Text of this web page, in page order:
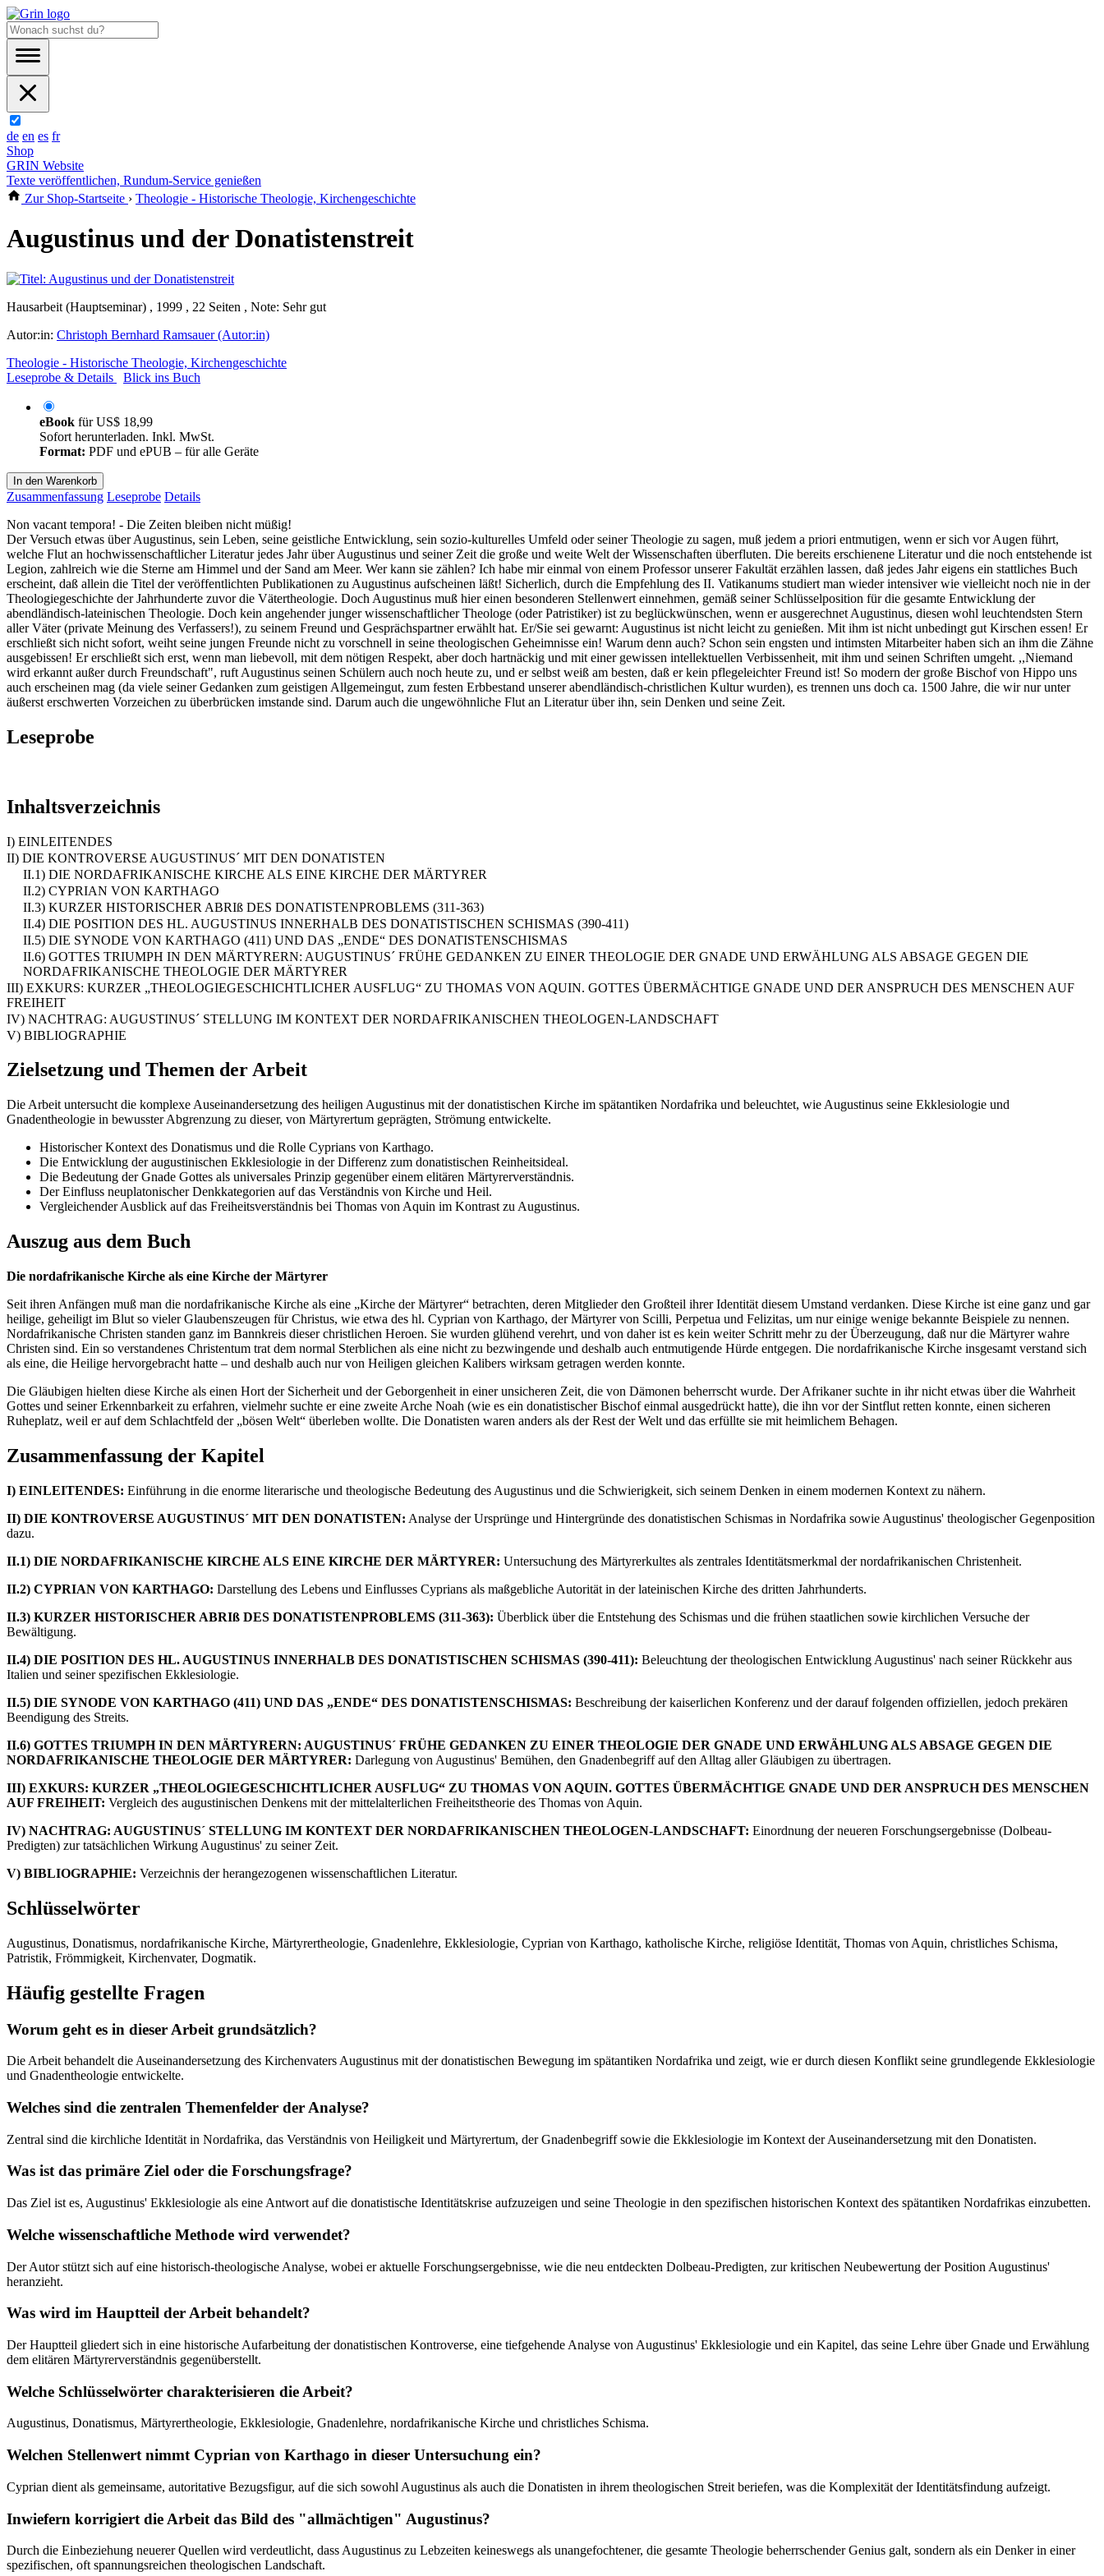
de en es fr
Shop
GRIN Website
Texte veröffentlichen, Rundum-Service genießen
Zur Shop-Startseite › Theologie - Historische Theologie, Kirchengeschichte
Augustinus und der Donatistenstreit
Hausarbeit (Hauptseminar) , 1999 , 22 Seiten , Note: Sehr gut
Autor:in: Christoph Bernhard Ramsauer (Autor:in)
Theologie - Historische Theologie, Kirchengeschichte
Leseprobe & Details
Blick ins Buch
eBook fürUS$ 18,99
Sofort herunterladen. Inkl. MwSt.
Format: PDF und ePUB – für alle Geräte
In den Warenkorb
Zusammenfassung Leseprobe Details
Non vacant tempora! - Die Zeiten bleiben nicht müßig!
Der Versuch etwas über Augustinus, sein Leben, seine geistliche Entwicklung, sein sozio-kulturelles Umfeld oder seiner Theologie zu sagen, muß jedem a priori entmutigen, wenn er sich vor Augen führt,
welche Flut an hochwissenschaftlicher Literatur jedes Jahr über Augustinus und seiner Zeit die große und weite Welt der Wissenschaften überfluten. Die bereits erschienene Literatur und die noch entstehende ist
Legion, zahlreich wie die Sterne am Himmel und der Sand am Meer. Wer kann sie zählen? Ich habe mir einmal von einem Professor unserer Fakultät erzählen lassen, daß jedes Jahr eigens ein stattliches Buch
erscheint, daß allein die Titel der veröffentlichten Publikationen zu Augustinus aufscheinen läßt! Sicherlich, durch die Empfehlung des II. Vatikanums studiert man wieder intensiver wie vielleicht noch nie in der
Theologiegeschichte der Jahrhunderte zuvor die Vätertheologie. Doch Augustinus muß hier einen besonderen Stellenwert einnehmen, gemäß seiner Schlüsselposition für die gesamte Entwicklung der
abendländisch-lateinischen Theologie. Doch kein angehender junger wissenschaftlicher Theologe (oder Patristiker) ist zu beglückwünschen, wenn er ausgerechnet Augustinus, diesen wohl leuchtendsten Stern
aller Väter (private Meinung des Verfassers!), zu seinem Freund und Gesprächspartner erwählt hat. Er/Sie sei gewarnt: Augustinus ist nicht leicht zu genießen. Mit ihm ist nicht unbedingt gut Kirschen essen! Er
erschließt sich nicht sofort, weiht seine jungen Freunde nicht zu vorschnell in seine theologischen Geheimnisse ein! Warum denn auch? Schon sein engsten und intimsten Mitarbeiter haben sich an ihm die Zähne
ausgebissen! Er erschließt sich erst, wenn man liebevoll, mit dem nötigen Respekt, aber doch hartnäckig und mit einer gewissen intellektuellen Verbissenheit, mit ihm und seinen Schriften umgeht. ,,Niemand
wird erkannt außer durch Freundschaft", ruft Augustinus seinen Schülern auch noch heute zu, und er selbst weiß am besten, daß er kein pflegeleichter Freund ist! So modern der große Bischof von Hippo uns
auch erscheinen mag (da viele seiner Gedanken zum geistigen Allgemeingut, zum festen Erbbestand unserer abendländisch-christlichen Kultur wurden), es trennen uns doch ca. 1500 Jahre, die wir nur unter
äußerst erschwerten Vorzeichen zu überbrücken imstande sind. Darum auch die ungewöhnliche Flut an Literatur über ihn, sein Denken und seine Zeit.
Leseprobe
Inhaltsverzeichnis
I) EINLEITENDES
II) DIE KONTROVERSE AUGUSTINUS´ MIT DEN DONATISTEN
II.1) DIE NORDAFRIKANISCHE KIRCHE ALS EINE KIRCHE DER MÄRTYRER
II.2) CYPRIAN VON KARTHAGO
II.3) KURZER HISTORISCHER ABRIß DES DONATISTENPROBLEMS (311-363)
II.4) DIE POSITION DES HL. AUGUSTINUS INNERHALB DES DONATISTISCHEN SCHISMAS (390-411)
II.5) DIE SYNODE VON KARTHAGO (411) UND DAS „ENDE“ DES DONATISTENSCHISMAS
II.6) GOTTES TRIUMPH IN DEN MÄRTYRERN: AUGUSTINUS´ FRÜHE GEDANKEN ZU EINER THEOLOGIE DER GNADE UND ERWÄHLUNG ALS ABSAGE GEGEN DIE
NORDAFRIKANISCHE THEOLOGIE DER MÄRTYRER
III) EXKURS: KURZER „THEOLOGIEGESCHICHTLICHER AUSFLUG“ ZU THOMAS VON AQUIN. GOTTES ÜBERMÄCHTIGE GNADE UND DER ANSPRUCH DES MENSCHEN AUF
FREIHEIT
IV) NACHTRAG: AUGUSTINUS´ STELLUNG IM KONTEXT DER NORDAFRIKANISCHEN THEOLOGEN-LANDSCHAFT
V) BIBLIOGRAPHIE
Zielsetzung und Themen der Arbeit
Die Arbeit untersucht die komplexe Auseinandersetzung des heiligen Augustinus mit der donatistischen Kirche im spätantiken Nordafrika und beleuchtet, wie Augustinus seine Ekklesiologie und
Gnadentheologie in bewusster Abgrenzung zu dieser, von Märtyrertum geprägten, Strömung entwickelte.
Historischer Kontext des Donatismus und die Rolle Cyprians von Karthago.
Die Entwicklung der augustinischen Ekklesiologie in der Differenz zum donatistischen Reinheitsideal.
Die Bedeutung der Gnade Gottes als universales Prinzip gegenüber einem elitären Märtyrerverständnis.
Der Einfluss neuplatonischer Denkkategorien auf das Verständnis von Kirche und Heil.
Vergleichender Ausblick auf das Freiheitsverständnis bei Thomas von Aquin im Kontrast zu Augustinus.
Auszug aus dem Buch
Die nordafrikanische Kirche als eine Kirche der Märtyrer
Seit ihren Anfängen muß man die nordafrikanische Kirche als eine „Kirche der Märtyrer“ betrachten, deren Mitglieder den Großteil ihrer Identität diesem Umstand verdanken. Diese Kirche ist eine ganz und gar
heilige, geheiligt im Blut so vieler Glaubenszeugen für Christus, wie etwa des hl. Cyprian von Karthago, der Märtyrer von Scilli, Perpetua und Felizitas, um nur einige wenige bekannte Beispiele zu nennen.
Nordafrikanische Christen standen ganz im Bannkreis dieser christlichen Heroen. Sie wurden glühend verehrt, und von daher ist es kein weiter Schritt mehr zu der Überzeugung, daß nur die Märtyrer wahre
Christen sind. Ein so verstandenes Christentum trat dem normal Sterblichen als eine nicht zu bezwingende und deshalb auch entmutigende Hürde entgegen. Die nordafrikanische Kirche insgesamt verstand sich
als eine, die Heilige hervorgebracht hatte – und deshalb auch nur von Heiligen gleichen Kalibers wirksam getragen werden konnte.
Die Gläubigen hielten diese Kirche als einen Hort der Sicherheit und der Geborgenheit in einer unsicheren Zeit, die von Dämonen beherrscht wurde. Der Afrikaner suchte in ihr nicht etwas über die Wahrheit
Gottes und seiner Erkennbarkeit zu erfahren, vielmehr suchte er eine zweite Arche Noah (wie es ein donatistischer Bischof einmal ausgedrückt hatte), die ihn vor der Sintflut retten konnte, einen sicheren
Ruheplatz, weil er auf dem Schlachtfeld der „bösen Welt“ überleben wollte. Die Donatisten waren anders als der Rest der Welt und das erfüllte sie mit heimlichem Behagen.
Zusammenfassung der Kapitel
I) EINLEITENDES: Einführung in die enorme literarische und theologische Bedeutung des Augustinus und die Schwierigkeit, sich seinem Denken in einem modernen Kontext zu nähern.
II) DIE KONTROVERSE AUGUSTINUS´ MIT DEN DONATISTEN: Analyse der Ursprünge und Hintergründe des donatistischen Schismas in Nordafrika sowie Augustinus' theologischer Gegenposition
dazu.
II.1) DIE NORDAFRIKANISCHE KIRCHE ALS EINE KIRCHE DER MÄRTYRER: Untersuchung des Märtyrerkultes als zentrales Identitätsmerkmal der nordafrikanischen Christenheit.
II.2) CYPRIAN VON KARTHAGO: Darstellung des Lebens und Einflusses Cyprians als maßgebliche Autorität in der lateinischen Kirche des dritten Jahrhunderts.
II.3) KURZER HISTORISCHER ABRIß DES DONATISTENPROBLEMS (311-363): Überblick über die Entstehung des Schismas und die frühen staatlichen sowie kirchlichen Versuche der
Bewältigung.
II.4) DIE POSITION DES HL. AUGUSTINUS INNERHALB DES DONATISTISCHEN SCHISMAS (390-411): Beleuchtung der theologischen Entwicklung Augustinus' nach seiner Rückkehr aus
Italien und seiner spezifischen Ekklesiologie.
II.5) DIE SYNODE VON KARTHAGO (411) UND DAS „ENDE“ DES DONATISTENSCHISMAS: Beschreibung der kaiserlichen Konferenz und der darauf folgenden offiziellen, jedoch prekären
Beendigung des Streits.
II.6) GOTTES TRIUMPH IN DEN MÄRTYRERN: AUGUSTINUS´ FRÜHE GEDANKEN ZU EINER THEOLOGIE DER GNADE UND ERWÄHLUNG ALS ABSAGE GEGEN DIE
NORDAFRIKANISCHE THEOLOGIE DER MÄRTYRER: Darlegung von Augustinus' Bemühen, den Gnadenbegriff auf den Alltag aller Gläubigen zu übertragen.
III) EXKURS: KURZER „THEOLOGIEGESCHICHTLICHER AUSFLUG“ ZU THOMAS VON AQUIN. GOTTES ÜBERMÄCHTIGE GNADE UND DER ANSPRUCH DES MENSCHEN
AUF FREIHEIT: Vergleich des augustinischen Denkens mit der mittelalterlichen Freiheitstheorie des Thomas von Aquin.
IV) NACHTRAG: AUGUSTINUS´ STELLUNG IM KONTEXT DER NORDAFRIKANISCHEN THEOLOGEN-LANDSCHAFT: Einordnung der neueren Forschungsergebnisse (Dolbeau-
Predigten) zur tatsächlichen Wirkung Augustinus' zu seiner Zeit.
V) BIBLIOGRAPHIE: Verzeichnis der herangezogenen wissenschaftlichen Literatur.
Schlüsselwörter
Augustinus, Donatismus, nordafrikanische Kirche, Märtyrertheologie, Gnadenlehre, Ekklesiologie, Cyprian von Karthago, katholische Kirche, religiöse Identität, Thomas von Aquin, christliches Schisma,
Patristik, Frömmigkeit, Kirchenvater, Dogmatik.
Häufig gestellte Fragen
Worum geht es in dieser Arbeit grundsätzlich?
Die Arbeit behandelt die Auseinandersetzung des Kirchenvaters Augustinus mit der donatistischen Bewegung im spätantiken Nordafrika und zeigt, wie er durch diesen Konflikt seine grundlegende Ekklesiologie
und Gnadentheologie entwickelte.
Welches sind die zentralen Themenfelder der Analyse?
Zentral sind die kirchliche Identität in Nordafrika, das Verständnis von Heiligkeit und Märtyrertum, der Gnadenbegriff sowie die Ekklesiologie im Kontext der Auseinandersetzung mit den Donatisten.
Was ist das primäre Ziel oder die Forschungsfrage?
Das Ziel ist es, Augustinus' Ekklesiologie als eine Antwort auf die donatistische Identitätskrise aufzuzeigen und seine Theologie in den spezifischen historischen Kontext des spätantiken Nordafrikas einzubetten.
Welche wissenschaftliche Methode wird verwendet?
Der Autor stützt sich auf eine historisch-theologische Analyse, wobei er aktuelle Forschungsergebnisse, wie die neu entdeckten Dolbeau-Predigten, zur kritischen Neubewertung der Position Augustinus'
heranzieht.
Was wird im Hauptteil der Arbeit behandelt?
Der Hauptteil gliedert sich in eine historische Aufarbeitung der donatistischen Kontroverse, eine tiefgehende Analyse von Augustinus' Ekklesiologie und ein Kapitel, das seine Lehre über Gnade und Erwählung
dem elitären Märtyrerverständnis gegenüberstellt.
Welche Schlüsselwörter charakterisieren die Arbeit?
Augustinus, Donatismus, Märtyrertheologie, Ekklesiologie, Gnadenlehre, nordafrikanische Kirche und christliches Schisma.
Welchen Stellenwert nimmt Cyprian von Karthago in dieser Untersuchung ein?
Cyprian dient als gemeinsame, autoritative Bezugsfigur, auf die sich sowohl Augustinus als auch die Donatisten in ihrem theologischen Streit beriefen, was die Komplexität der Identitätsfindung aufzeigt.
Inwiefern korrigiert die Arbeit das Bild des "allmächtigen" Augustinus?
Durch die Einbeziehung neuerer Quellen wird verdeutlicht, dass Augustinus zu Lebzeiten keineswegs als unangefochtener, die gesamte Theologie beherrschender Genius galt, sondern als ein Denker in einer
spezifischen, oft spannungsreichen theologischen Landschaft.